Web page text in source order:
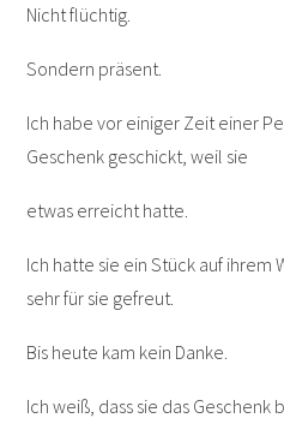
Nicht flüchtig.
Sondern präsent.
Ich habe vor einiger Zeit einer
Geschenk geschickt, weil sie
etwas erreicht hatte.
Ich hatte sie ein Stück auf ihrem
sehr für sie gefreut.
Bis heute kam kein Danke.
Ich weiß, dass sie das Geschenk